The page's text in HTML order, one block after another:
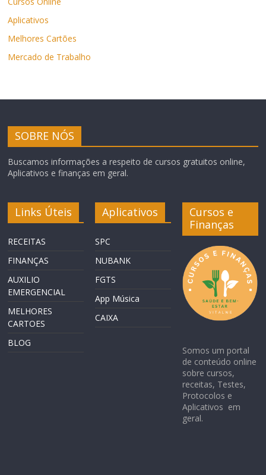
Aplicativos
Melhores Cartões
Mercado de Trabalho
SOBRE NÓS
Buscamos informações a respeito de cursos gratuitos online,
Aplicativos e finanças em geral.
Links Úteis
RECEITAS
FINANÇAS
AUXILIO
EMERGENCIAL
MELHORES
CARTOES
BLOG
Aplicativos
SPC
NUBANK
FGTS
App Música
CAIXA
Cursos e
Finanças
Somos um portal
de conteúdo online
sobre cursos,
receitas, Testes,
Protocolos e
Aplicativos em
geral.